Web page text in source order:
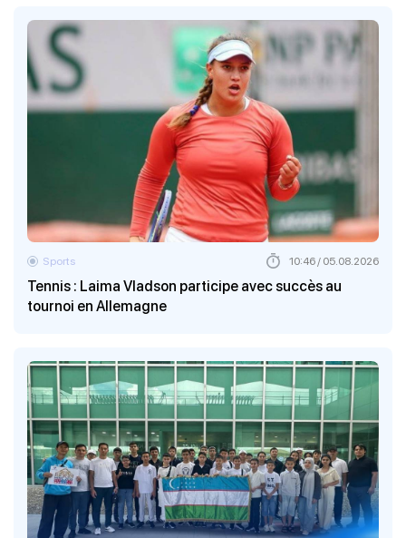
Tennis : Laima Vladson participe avec succès au
tournoi en Allemagne
Sports 10:46 / 05.08.2026